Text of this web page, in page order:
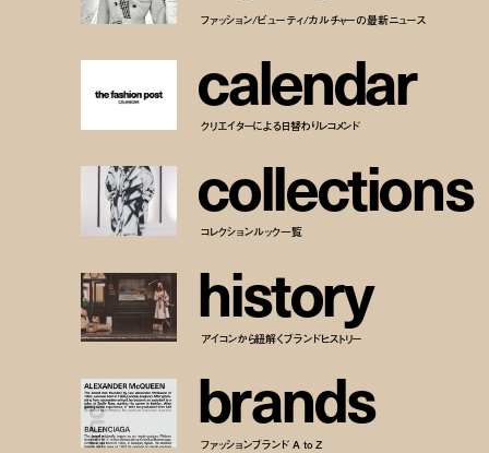
ファッション/ビューティ/カルチャーの最新ニュース
calendar
クリエイターによる日替わりレコメンド
collections
コレクションルック一覧
history
アイコンから紐解くブランドヒストリー
brands
ファッションブランド A to Z